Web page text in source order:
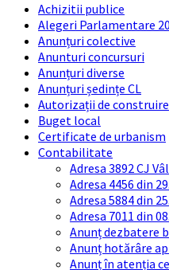
Achizitii publice
Alegeri Parlamentare
Anunțuri colective
Anunturi concursuri
Anunțuri diverse
Anunțuri ședințe CL
Autorizații de construire
Buget local
Certificate de urbanism
Contabilitate
Adresa 3892 CJ
Adresa 4456 din
Adresa 5884 din
Adresa 7011 din
Anunț dezbatere
Anunț hotărâre
Anunț în atenția